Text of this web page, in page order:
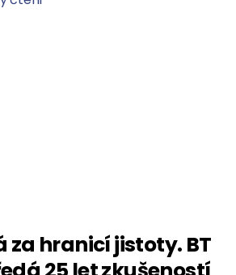
za hranicí jistoty. BT